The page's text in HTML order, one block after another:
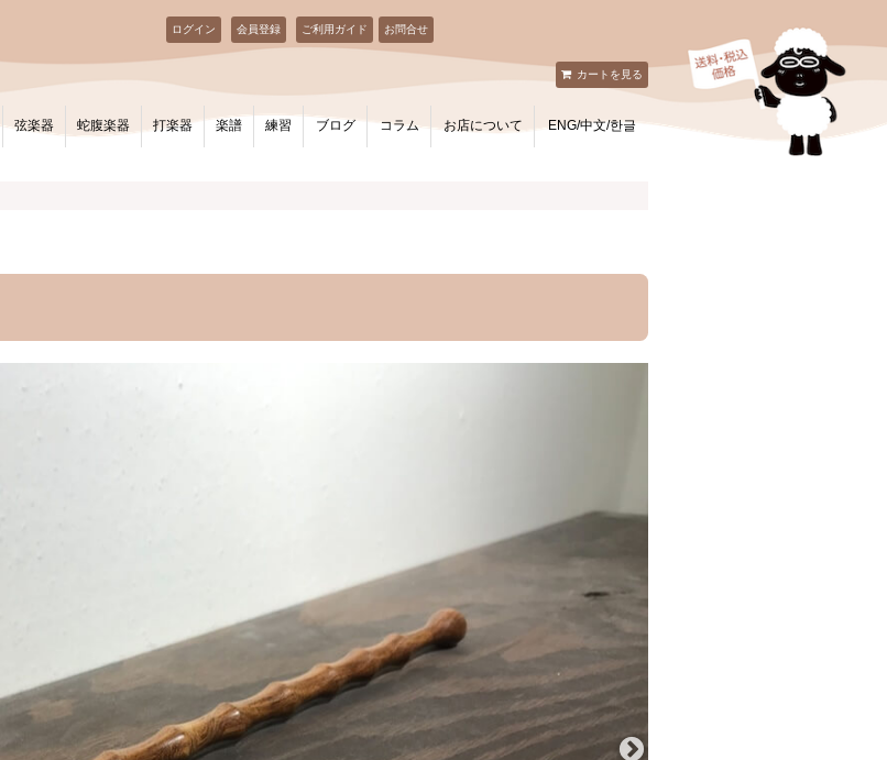
カートを見る
ログイン 会員登録 ご利用ガイド お問合せ
弦楽器 蛇腹楽器 打楽器 楽譜 練習 ブログ コラム お店について ENG/中文/한글